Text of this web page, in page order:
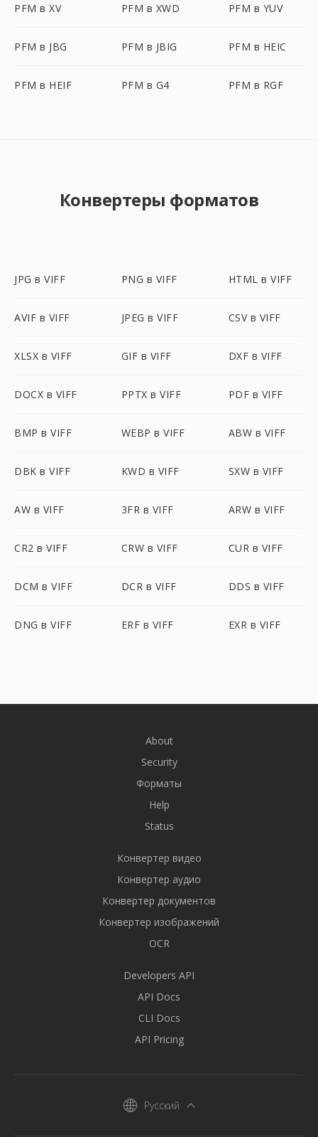
PFM в XV PFM в XWD PFM в YUV
PFM в JBG PFM в JBIG PFM в HEIC
PFM в HEIF PFM в G4 PFM в RGF
Конвертеры форматов
JPG в VIFF PNG в VIFF HTML в VIFF
AVIF в VIFF JPEG в VIFF CSV в VIFF
XLSX в VIFF GIF в VIFF DXF в VIFF
DOCX в VIFF PPTX в VIFF PDF в VIFF
BMP в VIFF WEBP в VIFF ABW в VIFF
DBK в VIFF KWD в VIFF SXW в VIFF
AW в VIFF 3FR в VIFF ARW в VIFF
CR2 в VIFF CRW в VIFF CUR в VIFF
DCM в VIFF DCR в VIFF DDS в VIFF
DNG в VIFF ERF в VIFF EXR в VIFF
About
Security
Форматы
Help
Status
Конвертер видео
Конвертер аудио
Конвертер документов
Конвертер изображений
OCR
Developers API
API Docs
CLI Docs
API Pricing
Русский